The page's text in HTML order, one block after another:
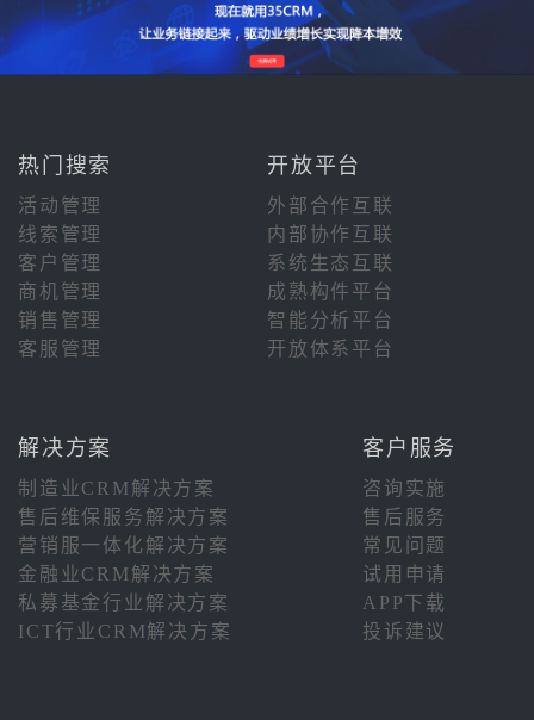
热门搜索 开放平台
活动管理
外部合作互联
线索管理
内部协作互联
客户管理
系统生态互联
商机管理
成熟构件平台
销售管理
智能分析平台
客服管理
开放体系平台
解决方案 客户服务
制造业CRM解决方案
咨询实施
售后维保服务解决方案
售后服务
营销服一体化解决方案
常见问题
金融业CRM解决方案
试用申请
私募基金行业解决方案
APP下载
ICT行业CRM解决方案
投诉建议